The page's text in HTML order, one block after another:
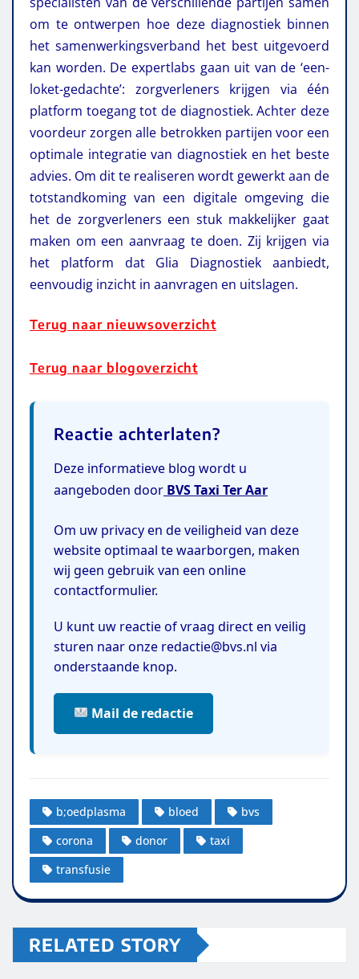
om te ontwerpen hoe deze diagnostiek binnen
het samenwerkingsverband het best uitgevoerd
kan worden. De expertlabs gaan uit van de ‘een-
loket-gedachte’: zorgverleners krijgen via één
platform toegang tot de diagnostiek. Achter deze
voordeur zorgen alle betrokken partijen voor een
optimale integratie van diagnostiek en het beste
advies. Om dit te realiseren wordt gewerkt aan de
totstandkoming van een digitale omgeving die
het de zorgverleners een stuk makkelijker gaat
maken om een aanvraag te doen. Zij krijgen via
het platform dat Glia Diagnostiek aanbiedt,
eenvoudig inzicht in aanvragen en uitslagen.
Terug naar nieuwsoverzicht
Terug naar blogoverzicht
Reactie achterlaten?
Deze informatieve blog wordt u
aangeboden door BVS Taxi Ter Aar
Om uw privacy en de veiligheid van deze
website optimaal te waarborgen, maken
wij geen gebruik van een online
contactformulier.
U kunt uw reactie of vraag direct en veilig
sturen naar onze redactie@bvs.nl via
onderstaande knop.
Mail de redactie
b;oedplasma bloed
bvs
corona
donor
taxi
transfusie
RELATED STORY